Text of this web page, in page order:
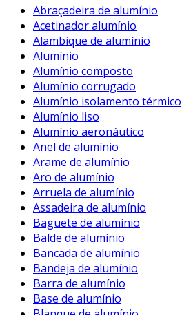
vantagens importantes. Entre os
benefícios, destacam-se:
Aumento da Durabilidade
ajuda a restaurar a
do baú, prolongando sua
Melhoria Estética: Um baú
pode parecer novo,
atratividade visual.
Valorização do Produto
boas condições pode ter um
revenda maior.
Manutenção Eficiente
corrigir problemas antes
maiores é fundamental.
Sustentabilidade: Reformar
prática mais sustentável do
e comprar um novo.
Abraçadeira de alumínio
Acetinador alumínio
Alambique de alumínio
Alumínio
Alumínio composto
Alumínio corrugado
Alumínio isolamento térmico
Alumínio liso
Alumínio aeronáutico
Anel de alumínio
Arame de alumínio
Aro de alumínio
Arruela de alumínio
Assadeira de alumínio
Baguete de alumínio
Balde de alumínio
Bancada de alumínio
Bandeja de alumínio
Barra de alumínio
Base de alumínio